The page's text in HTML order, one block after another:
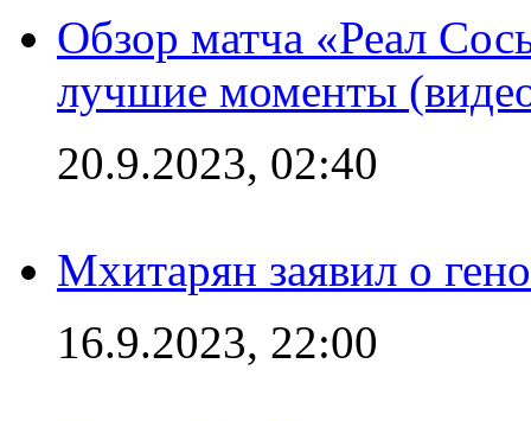
Обзор матча «Реал
лучшие моменты
20.9.2023, 02:40
Мхитарян заявил о
16.9.2023, 22:00